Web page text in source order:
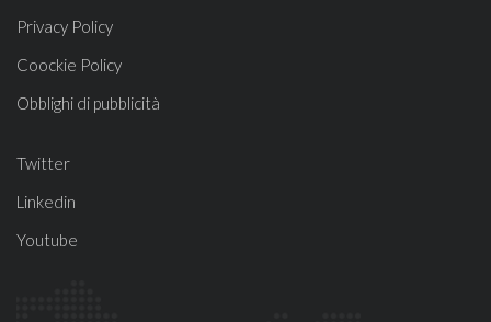
Privacy Policy
Coockie Policy
Obblighi di pubblicità
Twitter
Linkedin
Youtube